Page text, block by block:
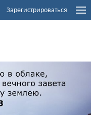
Зарегистрироваться